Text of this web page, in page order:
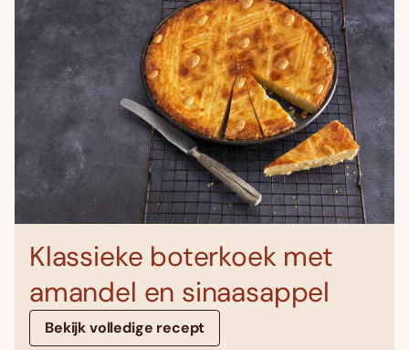
Klassieke boterkoek met
amandel en sinaasappel
Bekijk volledige recept